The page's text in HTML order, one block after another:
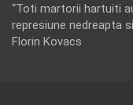
“Toti martorii hartuiti
represiune nedreapta
Florin Kovacs